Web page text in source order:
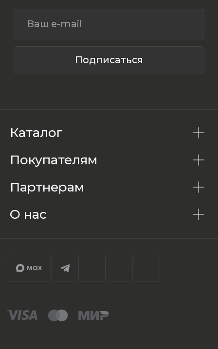
Каталог
Покупателям
Партнерам
О нас